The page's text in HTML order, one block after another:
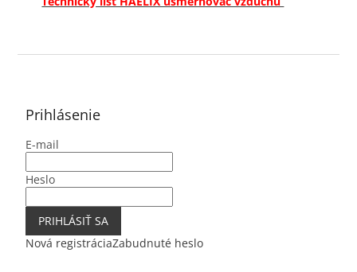
Prihlásenie
E-mail
Heslo
PRIHLÁSIŤ SA
Nová registráciaZabudnuté heslo